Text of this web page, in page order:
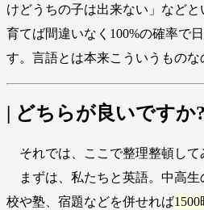
けどうちの子は出来ない」など
育てば間違いなく100%の確率で
す。言語とは本来こういうものな
| どちらが良いですか?
それでは、ここで整理整頓して
まずは、私たちと英語。中高生
校や塾、宿題などを併せれば1500